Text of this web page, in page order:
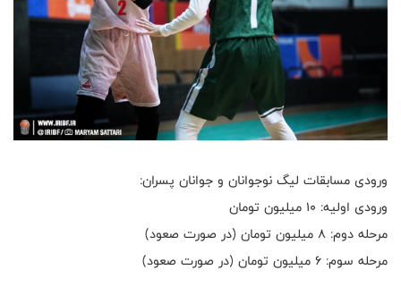
ورودی مسابقات لیگ نوجوانان و جوانان پسران:
ورودی اولیه: ۱۰ میلیون تومان
مرحله دوم: ۸ میلیون تومان (در صورت صعود)
مرحله سوم: ۶ میلیون تومان (در صورت صعود)